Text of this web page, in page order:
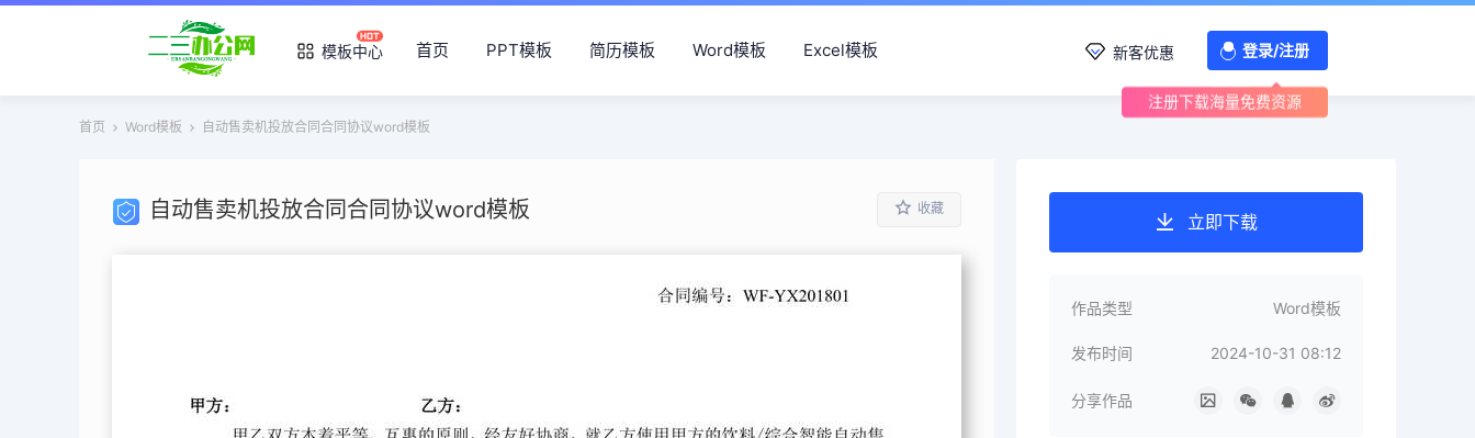
模板中心 首页 PPT模板 简历模板 Word模板 Excel模板 新客优惠 登录/注册
注册下载海量免费资源
首页 Word模板 自动售卖机投放合同合同协议word模板
自动售卖机投放合同合同协议word模板 收藏
立即下载
作品类型 Word模板
发布时间 2024-10-31 08:12
分享作品